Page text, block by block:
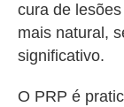
cura de
mais natural,
significativo.
O PRP é